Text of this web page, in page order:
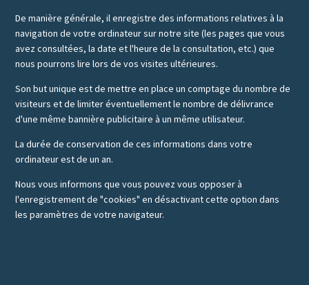
De manière générale, il enregistre des informations relatives à la
navigation de votre ordinateur sur notre site (les pages que vous
avez consultées, la date et l'heure de la consultation, etc.) que
nous pourrons lire lors de vos visites ultérieures.
Son but unique est de mettre en place un comptage du nombre de
visiteurs et de limiter éventuellement le nombre de délivrance
d'une même bannière publicitaire à un même utilisateur.
La durée de conservation de ces informations dans votre
ordinateur est de un an.
Nous vous informons que vous pouvez vous opposer à
l'enregistrement de "cookies" en désactivant cette option dans
les paramètres de votre navigateur.